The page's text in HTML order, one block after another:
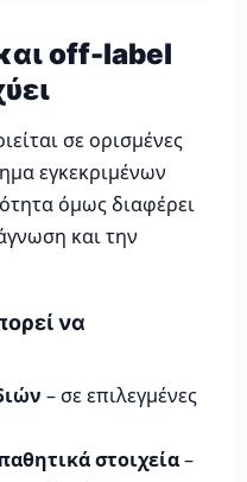
off-label
σε ορισμένες
εγκεκριμένων
όμως διαφέρει
και την
να
– σε επιλεγμένες
στοιχεία–